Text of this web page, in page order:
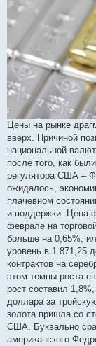
Цены на рынке
вверх. Причиной
национальной
после того, как
регулятора США –
ожидалось,
плачевном
и поддержки. Цена
феврале на
больше на 0,65%,
уровень в 1 871,25
контрактов на
этом темпы роста
рост составил
доллара за
золота пришла со
США. Буквально
американского